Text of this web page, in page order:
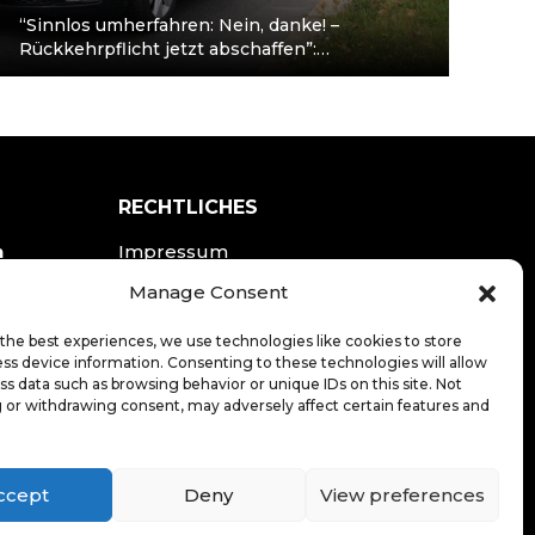
Manage Consent
best experiences, we use technologies like cookies to store
device information. Consenting to these technologies will allow
data such as browsing behavior or unique IDs on this site. Not
withdrawing consent, may adversely affect certain features and
Deny View preferences
“Sinnlos umherfahren: Nein, danke! –
Rückkehrpflicht jetzt abschaffen”:
#WirFahren demonstriert gegen die
RECHTLICHES
Impressum
Datenschutzerklärung
LOGIN